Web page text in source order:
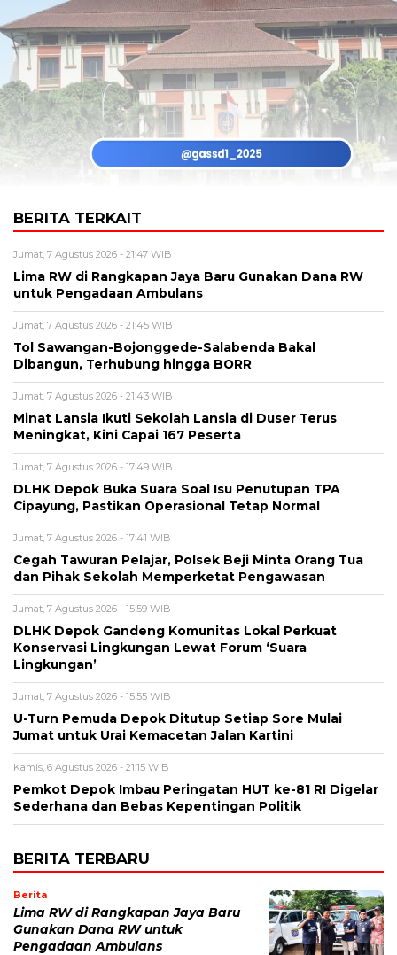
BERITA TERKAIT
Jumat, 7 Agustus 2026 - 21:47 WIB
Lima RW di Rangkapan Jaya Baru Gunakan Dana RW
untuk Pengadaan Ambulans
Jumat, 7 Agustus 2026 - 21:45 WIB
Tol Sawangan-Bojonggede-Salabenda Bakal
Dibangun, Terhubung hingga BORR
Jumat, 7 Agustus 2026 - 21:43 WIB
Minat Lansia Ikuti Sekolah Lansia di Duser Terus
Meningkat, Kini Capai 167 Peserta
Jumat, 7 Agustus 2026 - 17:49 WIB
DLHK Depok Buka Suara Soal Isu Penutupan TPA
Cipayung, Pastikan Operasional Tetap Normal
Jumat, 7 Agustus 2026 - 17:41 WIB
Cegah Tawuran Pelajar, Polsek Beji Minta Orang Tua
dan Pihak Sekolah Memperketat Pengawasan
Jumat, 7 Agustus 2026 - 15:59 WIB
DLHK Depok Gandeng Komunitas Lokal Perkuat
Konservasi Lingkungan Lewat Forum ‘Suara
Lingkungan’
Jumat, 7 Agustus 2026 - 15:55 WIB
U-Turn Pemuda Depok Ditutup Setiap Sore Mulai
Jumat untuk Urai Kemacetan Jalan Kartini
Kamis, 6 Agustus 2026 - 21:15 WIB
Pemkot Depok Imbau Peringatan HUT ke-81 RI Digelar
Sederhana dan Bebas Kepentingan Politik
BERITA TERBARU
Berita
Lima RW di Rangkapan Jaya Baru
Gunakan Dana RW untuk
Pengadaan Ambulans